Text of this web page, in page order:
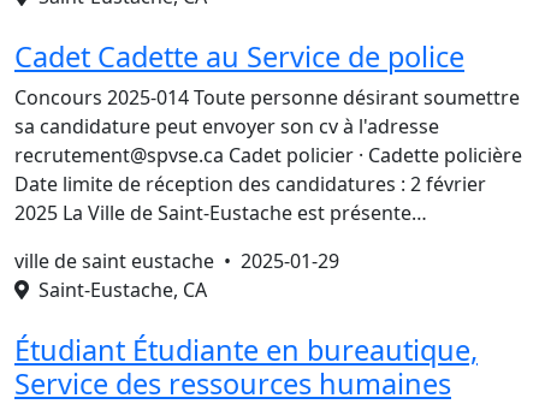
Cadet Cadette au Service de police
Concours 2025-014 Toute personne désirant soumettre
sa candidature peut envoyer son cv à l'adresse
recrutement@spvse.ca Cadet policier · Cadette policière
Date limite de réception des candidatures : 2 février
2025 La Ville de Saint-Eustache est présente…
ville de saint eustache • 2025-01-29
Saint-Eustache, CA
Étudiant Étudiante en bureautique,
Service des ressources humaines